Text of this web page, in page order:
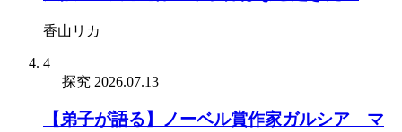
香山リカ
4
探究 2026.07.13
【弟子が語る】ノーベル賞作家ガルシア゠マ